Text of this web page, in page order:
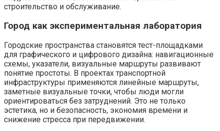
строительство и обслуживание.
Город как экспериментальная лаборатория
Городские пространства становятся тест-площадками
для графического и цифрового дизайна: навигационные
схемы, указатели, визуальные маршруты развивают
понятие простоты. В проектах транспортной
инфраструктуры применяются линейные маршруты,
заметные визуальные точки, чтобы люди могли
ориентироваться без затруднений. Это не только
эстетика, но и безопасность, экономия времени и
снижение стресса при передвижении.